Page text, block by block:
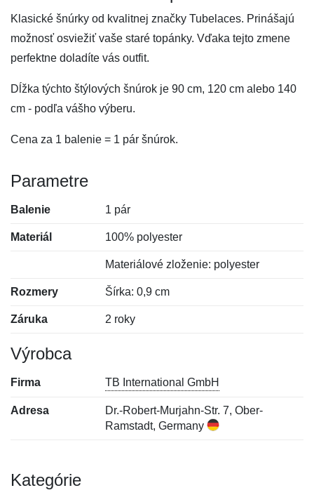
Klasické šnúrky od kvalitnej značky Tubelaces. Prinášajú
možnosť osviežiť vaše staré topánky. Vďaka tejto zmene
perfektne doladíte vás outfit.
Dĺžka týchto štýlových šnúrok je 90 cm, 120 cm alebo 140
cm - podľa vášho výberu.
Cena za 1 balenie = 1 pár šnúrok.
Parametre
Balenie 1 pár
Materiál 100% polyester
Materiálové zloženie: polyester
Rozmery Šírka: 0,9 cm
Záruka 2 roky
Výrobca
Firma TB International GmbH
Adresa
Dr.-Robert-Murjahn-Str. 7, Ober-
Ramstadt, Germany
Kategórie